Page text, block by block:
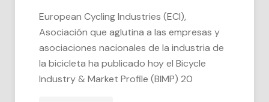
European Cycling Industries (ECI),
Asociación que aglutina a las empresas y
asociaciones nacionales de la industria de
la bicicleta ha publicado hoy el Bicycle
Industry & Market Profile (BIMP) 20